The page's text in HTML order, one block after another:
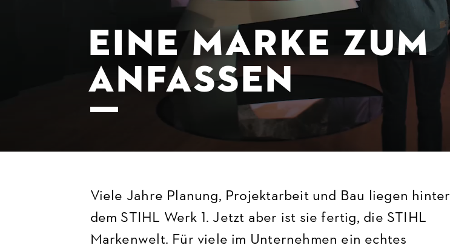
EINE MARKE ZUM
ANFASSEN
Viele Jahre Planung, Projektarbeit und Bau liegen hinter
dem STIHL Werk 1. Jetzt aber ist sie fertig, die STIHL
Markenwelt. Für viele im Unternehmen ein echtes